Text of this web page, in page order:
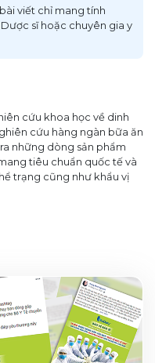
viết chỉ mang tính
sĩ hoặc chuyên gia y
cứu khoa học về dinh
cứu hàng ngàn bữa ăn
những dòng sản phẩm
tiêu chuẩn quốc tế và
trạng cũng như khẩu vị